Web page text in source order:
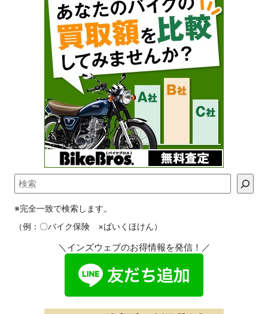
※完全一致で検索します。
（例：〇バイク保険 ×ばいくほけん）
＼インズウェブのお得情報を発信！／